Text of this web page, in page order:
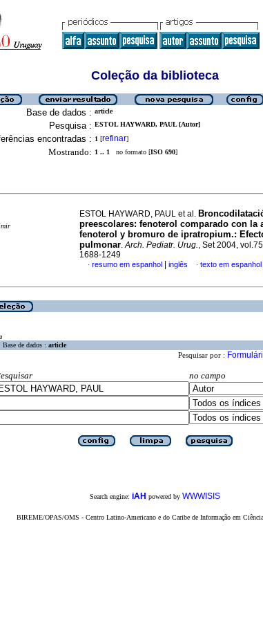
Coleção da biblioteca
Base de dados : article
Pesquisa : ESTOL HAYWARD, PAUL [Autor]
encontradas : 1 [refinar]
Mostrando: 1 .. 1 no formato [ISO 690]
ESTOL HAYWARD, PAUL et al.
preescolares: fenoterol comparado con la
fenoterol y bromuro de ipratropium.:
pulmonar.Arch. Pediatr. Urug., Set 2004,
1688-1249
· resumo em espanhol inglês · texto em espanhol
Base de dados : article
Pesquisar por :
no campo
Search engine: iAH powered by WWWISIS
BIREME/OPAS/OMS - Centro Latino-Americano e do Caribe de Informação em